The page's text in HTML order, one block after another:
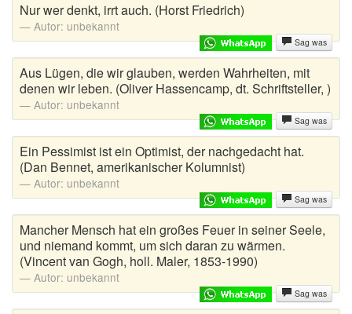
Nur wer denkt, irrt auch. (Horst Friedrich)
Autor: unbekannt
Sag was
Aus Lügen, die wir glauben, werden Wahrheiten, mit
denen wir leben. (Oliver Hassencamp, dt. Schriftsteller, )
Autor: unbekannt
Sag was
Ein Pessimist ist ein Optimist, der nachgedacht hat.
(Dan Bennet, amerikanischer Kolumnist)
Autor: unbekannt
Sag was
Mancher Mensch hat ein großes Feuer in seiner Seele,
und niemand kommt, um sich daran zu wärmen.
(Vincent van Gogh, holl. Maler, 1853-1990)
Autor: unbekannt
Sag was